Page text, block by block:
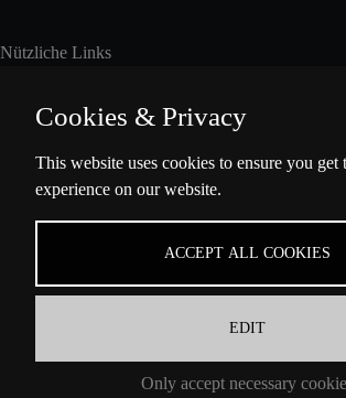
Nützliche Links
Presse
Über Uns
Ella-Barowsky-Str. 47 10829
Cookies & Privacy
This website uses cookies to ensure you get
experience on our website.
ACCEPT ALL COOKIES
EDIT
Only accept necessary